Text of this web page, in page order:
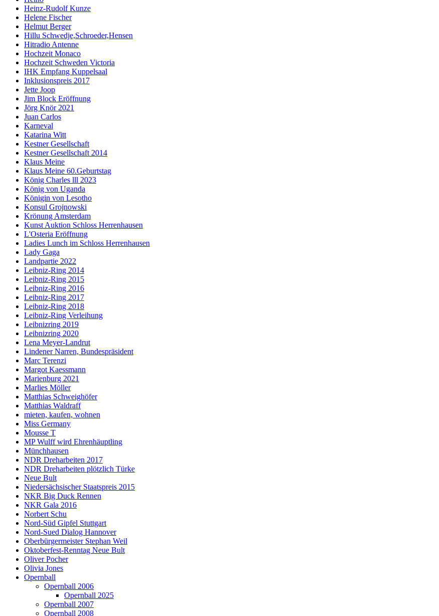
Heinz-Rudolf Kunze
Helene Fischer
Helmut Berger
Hillu Schwedje,Schroeder,Hensen
Hitradio Antenne
Hochzeit Monaco
Hochzeit Schweden Victoria
IHK Empfang Kuppelsaal
Inklusionspreis 2017
Jette Joop
Jim Block Eröffnung
Jörg Knör 2021
Juan Carlos
Karneval
Katarina Witt
Kestner Gesellschaft
Kestner Gesellschaft 2014
Klaus Meine
Klaus Meine 60.Geburtstag
König Charles lll 2023
König von Uganda
Königin von Lesotho
Konsul Grojnowski
Krönung Amsterdam
Kunst Auktion Schloss Herrenhausen
L'Osteria Eröffnung
Ladies Lunch im Schloss Herrenhausen
Lady Gaga
Landpartie 2022
Leibniz-Ring 2014
Leibniz-Ring 2015
Leibniz-Ring 2016
Leibniz-Ring 2017
Leibniz-Ring 2018
Leibniz-Ring Verleihung
Leibnizring 2019
Leibnizring 2020
Lena Meyer-Landrut
Lindener Narren, Bundespräsident
Marc Terenzi
Margot Kaessmann
Marienburg 2021
Marlies Möller
Matthias Schweighöfer
Matthias Waldraff
mieten, kaufen, wohnen
Miss Germany
Mousse T
MP Wulff wird Ehrenhäuptling
Münchhausen
NDR Dreharbeiten 2017
NDR Dreharbeiten plötzlich Türke
Neue Bult
Niedersächsischer Staatspreis 2015
NKR Big Duck Rennen
NKR Gala 2016
Norbert Schu
Nord-Süd Gipfel Stuttgart
Nord-Sued Dialog Hannover
Oberbürgermeister Stephan Weil
Oktoberfest-Renntag Neue Bult
Oliver Pocher
Olivia Jones
Opernball
Opernball 2006
Opernball 2025
Opernball 2007
Opernball 2008